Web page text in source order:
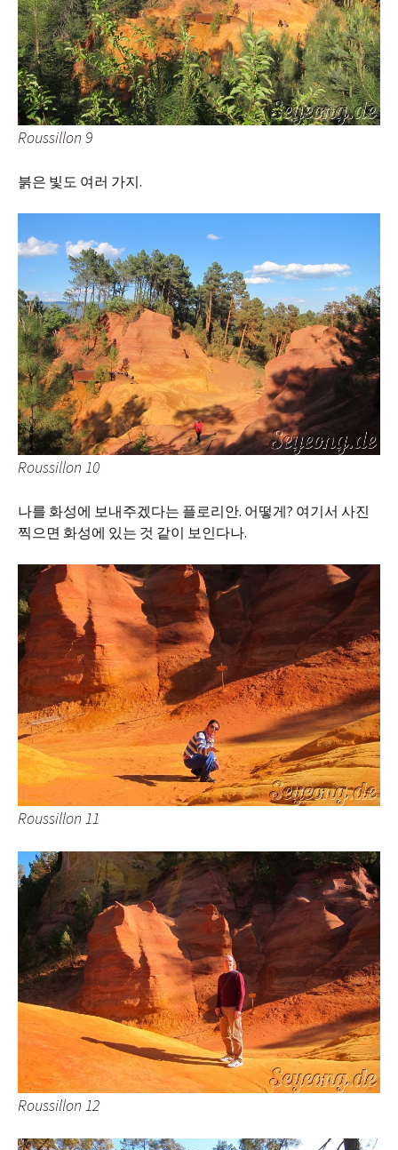
Roussillon 9
붉은 빛도 여러 가지.
Roussillon 10
나를 화성에 보내주겠다는 플로리안. 어떻게? 여기서 사진
찍으면 화성에 있는 것 같이 보인다나.
Roussillon 11
Roussillon 12